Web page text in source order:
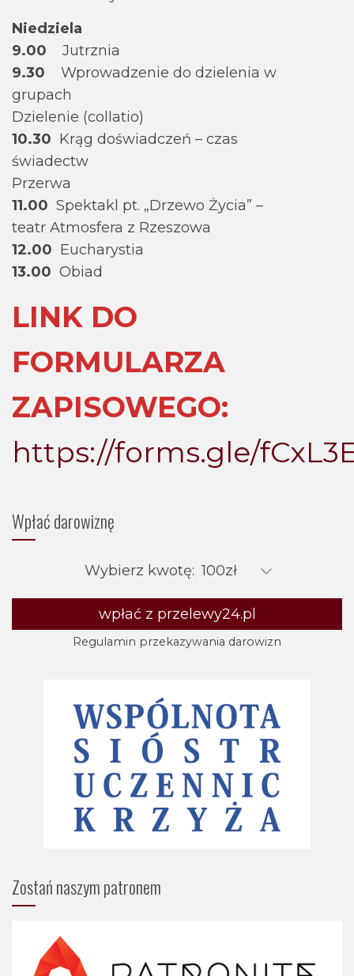
Niedziela
9.00 Jutrznia
9.30 Wprowadzenie do dzielenia w
grupach
Dzielenie (collatio)
10.30 Krąg doświadczeń – czas
świadectw
Przerwa
11.00 Spektakl pt. „Drzewo Życia” –
teatr Atmosfera z Rzeszowa
12.00 Eucharystia
13.00 Obiad
LINK DO
FORMULARZA
ZAPISOWEGO:
https://forms.gle/
Wpłać darowiznę
Wybierz kwotę:
wpłać z przelewy24.pl
Regulamin przekazywania darowizn
Zostań naszym patronem